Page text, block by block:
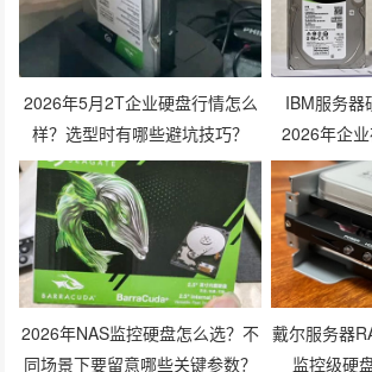
2026年5月2T企业硬盘行情怎么
样？选型时有哪些避坑技巧？
IBM服务器
2026年企
2026年NAS监控硬盘怎么选？不
同场景下要留意哪些关键参数？
戴尔服务器
监控级硬